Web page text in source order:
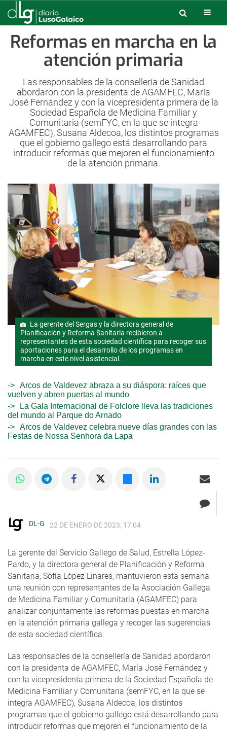
Reformas en marcha en la
atención primaria
Las responsables de la consellería de Sanidad
abordaron con la presidenta de AGAMFEC, María
José Fernández y con la vicepresidenta primera de la
Sociedad Española de Medicina Familiar y
Comunitaria (semFYC, en la que se integra
AGAMFEC), Susana Aldecoa, los distintos programas
que el gobierno gallego está desarrollando para
introducir reformas que mejoren el funcionamiento
de la atención primaria.
La gerente del Sergas y la directora general de
Planificación y Reforma Sanitaria recibieron a
representantes de esta sociedad científica para recoger sus
aportaciones para el desarrollo de los programas en
marcha en este nivel asistencial.
Arcos de Valdevez abraza a su diáspora: raíces que
vuelven y abren puertas al mundo
La Gala Internacional de Folclore lleva las tradiciones
del mundo al Parque do Arnado
Arcos de Valdevez celebra nueve días grandes con las
Festas de Nossa Senhora da Lapa
DL-G 22 DE ENERO DE 2023, 17:04
La gerente del Servicio Gallego de Salud, Estrella López-
Pardo, y la directora general de Planificación y Reforma
Sanitaria, Sofía López Linares, mantuvieron esta semana
una reunión con representantes de la Asociación Gallega
de Medicina Familiar y Comunitaria (AGAMFEC) para
analizar conjuntamente las reformas puestas en marcha
en la atención primaria gallega y recoger las sugerencias
de esta sociedad científica.
Las responsables de la consellería de Sanidad abordaron
con la presidenta de AGAMFEC, María José Fernández y
con la vicepresidenta primera de la Sociedad Española de
Medicina Familiar y Comunitaria (semFYC, en la que se
integra AGAMFEC), Susana Aldecoa, los distintos
programas que el gobierno gallego está desarrollando para
introducir reformas que mejoren el funcionamiento de la